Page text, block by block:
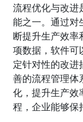
流程优化与改进
能之一。通过对
断提升生产效率
项数据，软件可
定针对性的改进
善的流程管理体
化，提升生产效
程，企业能够保